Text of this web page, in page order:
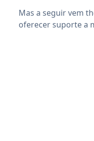
Mas a seguir vem
oferecer suporte a